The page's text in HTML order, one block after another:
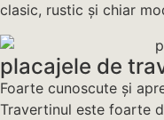
clasic, rustic și chiar
placajele de
Foarte cunoscute și
Travertinul este foarte